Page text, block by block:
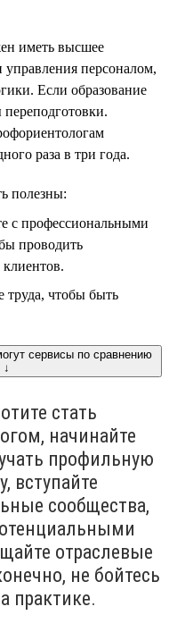
иметь высшее
управления персоналом,
Если образование
раза в три года.
полезны:
с профессиональными
проводить
труда, чтобы быть
сервисы по сравнению
стать
начинайте
профильную
вступайте
сообщества,
отраслевые
не бойтесь
практике.